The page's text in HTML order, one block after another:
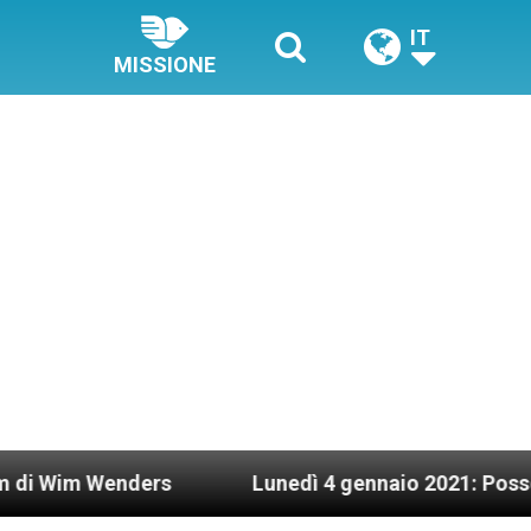
MISSIONE
IT
Lunedì 4 gennaio 2021: Possesso